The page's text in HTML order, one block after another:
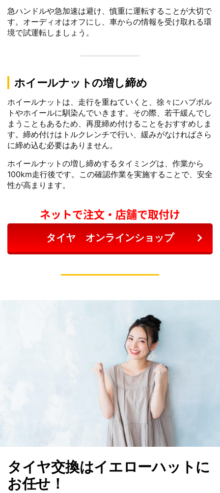
急ハンドルや急加速は避け、慎重に運転することが大切で
す。オーディオはオフにし、車からの情報を受け取れる環
境で試運転しましょう。
ホイールナットの増し締め
ホイールナットは、走行を重ねていくと、徐々にハブボル
トやホイールに馴染んでいきます。その際、若干緩んでし
まうこともあるため、再度締め付けることをおすすめしま
す。締め付けはトルクレンチで行い、緩みがなければさら
に締め込む必要はありません。
ホイールナットの増し締めするタイミングは、作業から
100km走行後です。この確認作業を実施することで、安全
性が高まります。
ネットで注文・店舗で取付け
タイヤ オンラインショップ
タイヤ交換はイエローハットに
お任せ！